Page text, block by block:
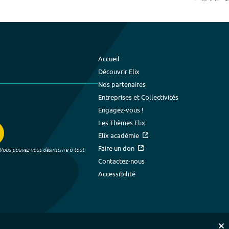
pouvez vous désinscrire à tout
Accueil
Découvrir Elix
Nos partenaires
Entreprises et Collectivités
Engagez-vous !
Les Thèmes Elix
Elix académie
Faire un don
Contactez-nous
Accessibilité